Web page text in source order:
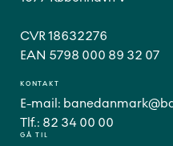
GÅ TIL
CVR 18632276
EAN 5798 000 89 32 07
KONTAKT
E-mail:
Tlf.: 82 34 00 00